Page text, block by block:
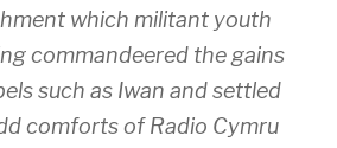
which militant youth
commandeered the gains
such as Iwan and settled
comforts of Radio Cymru